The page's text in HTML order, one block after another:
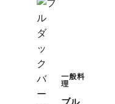
一般料
理
ブル